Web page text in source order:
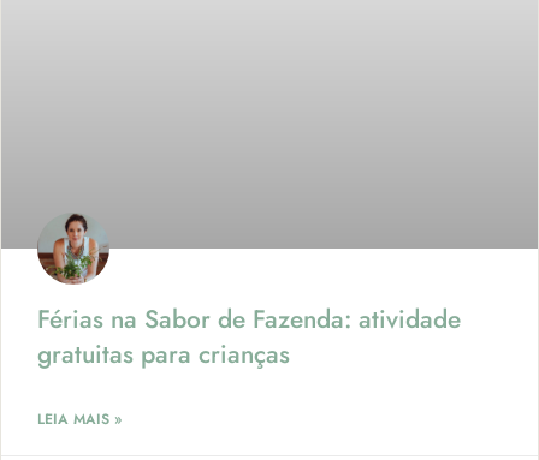
Férias na Sabor de Fazenda: atividade
gratuitas para crianças
LEIA MAIS »